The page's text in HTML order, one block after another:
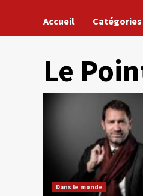
Accueil Catégories
Le
Dans le monde